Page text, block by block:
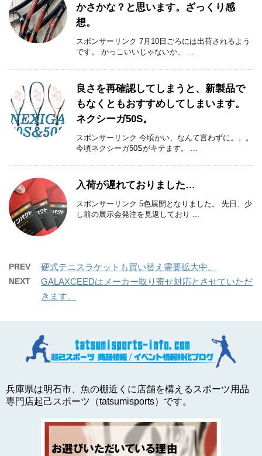
かさかな？と思います。ざっくり感
想。
スポンサーリンク 7月10日ごろには出荷されるよう
です。 かっこいいじゃないか、 ...
良さを再確認してしまうと、新製品で
もなくともおすすめしてしまいます。
ネクシーガ50S。
スポンサーリンク 今頃かい、なんて言わずに。。。
今頃ネクシーガ50Sがキテます。 ...
入荷が遅れておりました…
スポンサーリンク 5色展開となりました。 先日、少
し前の展示会発注を見返しており ...
PREV 硬式テニスラケットも買い替え需要拡大中。
NEXT
GALAXCEEDはメーカー取り寄せ対応とさせていただ
きます。
兵庫県は明石市、魚の棚近くに店舗を構えるスポーツ用品
専門店起己スポーツ（tatsumisports）です。